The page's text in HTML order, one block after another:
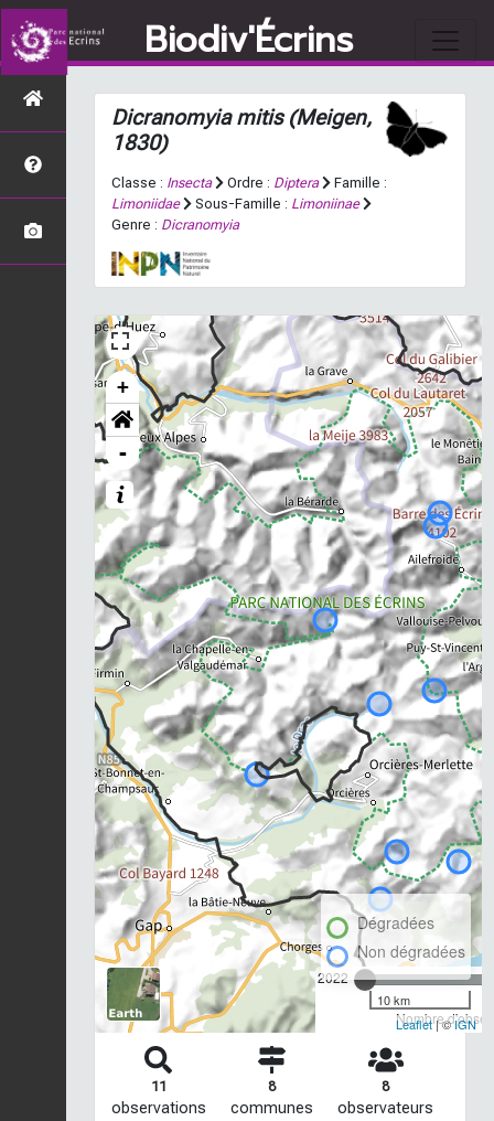
Biodiv'Écrins
Dicranomyia mitis(Meigen,
1830)
Classe : Insecta Ordre : Diptera
Famille :
Limoniidae
Sous-Famille : Limoniinae
Genre : Dicranomyia
+
-
2022
Nombre
Dégradées
Non dégradées
10 km
Leaflet| ©IGN
11
observations
8
communes
8
observateurs